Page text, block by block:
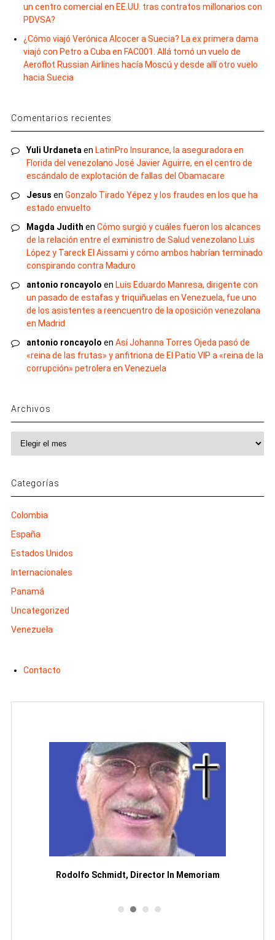
un centro comercial en EE.UU. tras contratos millonarios con
PDVSA?
¿Cómo viajó Verónica Alcocer a Suecia? La ex primera dama
viajó con Petro a Cuba en FAC001. Allá tomó un vuelo de
Aeroflot Russian Airlines hacía Moscú y desde allí otro vuelo
hacia Suecia
Comentarios recientes
Yuli Urdanetaen LatinPro Insurance, la aseguradora en
Florida del venezolano José Javier Aguirre, en el centro de
escándalo de explotación de fallas del Obamacare
Jesus en Gonzalo Tirado Yépez y los fraudes en los que ha
estado envuelto
Magda Judith en Cómo surgió y cuáles fueron los alcances
de la relación entre el exministro de Salud venezolano Luis
López y Tareck El Aissami y cómo ambos habrían terminado
conspirando contra Maduro
antonio roncayolo en Luis Eduardo Manresa, dirigente con
un pasado de estafas y triquiñuelas en Venezuela, fue uno
de los asistentes a reencuentro de la oposición venezolana
en Madrid
antonio roncayolo en Así Johanna Torres Ojeda pasó de
«reina de las frutas» y anfitriona de El Patio VIP a «reina de la
corrupción» petrolera en Venezuela
Archivos
Archivos
Categorías
Colombia
España
Estados Unidos
Internacionales
Panamá
Uncategorized
Venezuela
Contacto
Rodolfo Schmidt, Director In Memoriam